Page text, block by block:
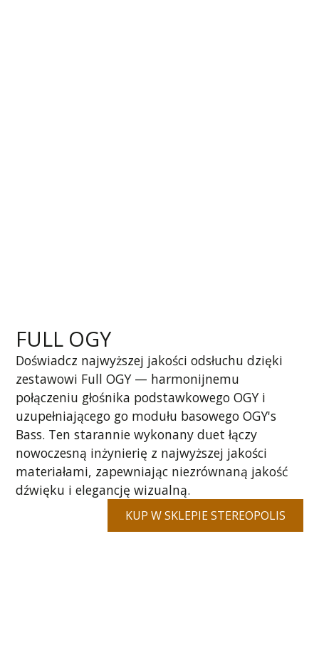
FULL OGY
Doświadcz najwyższej jakości odsłuchu dzięki
zestawowi Full OGY — harmonijnemu
połączeniu głośnika podstawkowego OGY i
uzupełniającego go modułu basowego OGY's
Bass. Ten starannie wykonany duet łączy
nowoczesną inżynierię z najwyższej jakości
materiałami, zapewniając niezrównaną jakość
dźwięku i elegancję wizualną.
KUP W SKLEPIE STEREOPOLIS